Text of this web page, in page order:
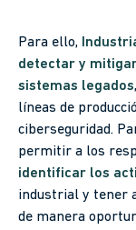
Para ello,
detectar y
sistemas legados
líneas de
ciberseguridad.
permitir a los
identificar los
industrial y tener
de manera